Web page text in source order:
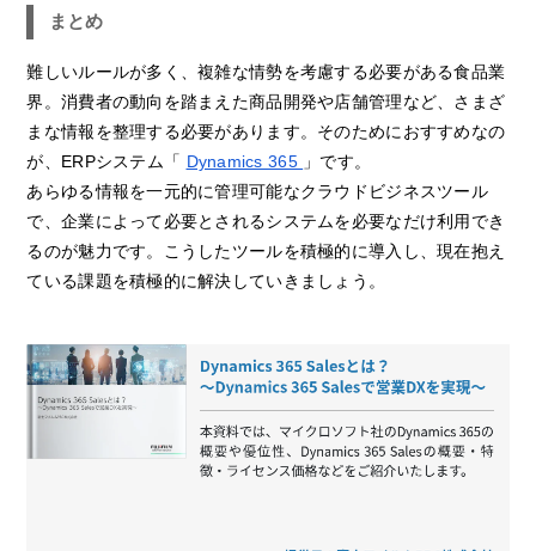
まとめ
難しいルールが多く、複雑な情勢を考慮する必要がある食品業
界。消費者の動向を踏まえた商品開発や店舗管理など、さまざ
まな情報を整理する必要があります。そのためにおすすめなの
が、ERPシステム「 Dynamics 365 」です。
あらゆる情報を一元的に管理可能なクラウドビジネスツール
で、企業によって必要とされるシステムを必要なだけ利用でき
るのが魅力です。こうしたツールを積極的に導入し、現在抱え
ている課題を積極的に解決していきましょう。